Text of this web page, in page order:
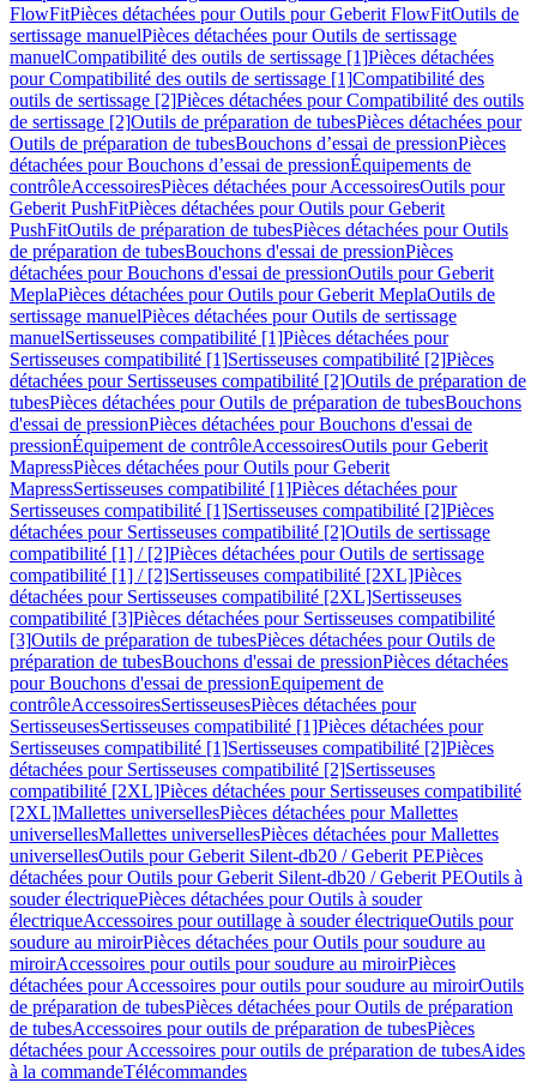
FlowFitPièces détachées pour Outils pour Geberit FlowFitOutils de
sertissage manuelPièces détachées pour Outils de sertissage
manuelCompatibilité des outils de sertissage [1]Pièces détachées
pour Compatibilité des outils de sertissage [1]Compatibilité des
outils de sertissage [2]Pièces détachées pour Compatibilité des outils
de sertissage [2]Outils de préparation de tubesPièces détachées pour
Outils de préparation de tubesBouchons d’essai de pressionPièces
détachées pour Bouchons d’essai de pressionÉquipements de
contrôleAccessoiresPièces détachées pour AccessoiresOutils pour
Geberit PushFitPièces détachées pour Outils pour Geberit
PushFitOutils de préparation de tubesPièces détachées pour Outils
de préparation de tubesBouchons d'essai de pressionPièces
détachées pour Bouchons d'essai de pressionOutils pour Geberit
MeplaPièces détachées pour Outils pour Geberit MeplaOutils de
sertissage manuelPièces détachées pour Outils de sertissage
manuelSertisseuses compatibilité [1]Pièces détachées pour
Sertisseuses compatibilité [1]Sertisseuses compatibilité [2]Pièces
détachées pour Sertisseuses compatibilité [2]Outils de préparation de
tubesPièces détachées pour Outils de préparation de tubesBouchons
d'essai de pressionPièces détachées pour Bouchons d'essai de
pressionÉquipement de contrôleAccessoiresOutils pour Geberit
MapressPièces détachées pour Outils pour Geberit
MapressSertisseuses compatibilité [1]Pièces détachées pour
Sertisseuses compatibilité [1]Sertisseuses compatibilité [2]Pièces
détachées pour Sertisseuses compatibilité [2]Outils de sertissage
compatibilité [1] / [2]Pièces détachées pour Outils de sertissage
compatibilité [1] / [2]Sertisseuses compatibilité [2XL]Pièces
détachées pour Sertisseuses compatibilité [2XL]Sertisseuses
compatibilité [3]Pièces détachées pour Sertisseuses compatibilité
[3]Outils de préparation de tubesPièces détachées pour Outils de
préparation de tubesBouchons d'essai de pressionPièces détachées
pour Bouchons d'essai de pressionEquipement de
contrôleAccessoiresSertisseusesPièces détachées pour
SertisseusesSertisseuses compatibilité [1]Pièces détachées pour
Sertisseuses compatibilité [1]Sertisseuses compatibilité [2]Pièces
détachées pour Sertisseuses compatibilité [2]Sertisseuses
compatibilité [2XL]Pièces détachées pour Sertisseuses compatibilité
[2XL]Mallettes universellesPièces détachées pour Mallettes
universellesMallettes universellesPièces détachées pour Mallettes
universellesOutils pour Geberit Silent-db20 / Geberit PEPièces
détachées pour Outils pour Geberit Silent-db20 / Geberit PEOutils à
souder électriquePièces détachées pour Outils à souder
électriqueAccessoires pour outillage à souder électriqueOutils pour
soudure au miroirPièces détachées pour Outils pour soudure au
miroirAccessoires pour outils pour soudure au miroirPièces
détachées pour Accessoires pour outils pour soudure au miroirOutils
de préparation de tubesPièces détachées pour Outils de préparation
de tubesAccessoires pour outils de préparation de tubesPièces
détachées pour Accessoires pour outils de préparation de tubesAides
à la commandeTélécommandes